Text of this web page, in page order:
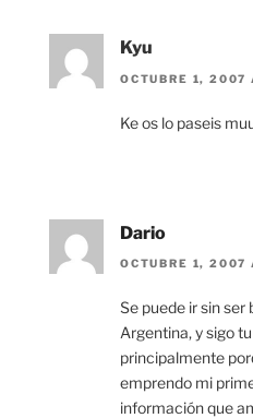
Kyu
OCTUBRE 1, 2007
Ke os lo paseis
Dario
OCTUBRE 1, 2007
Se puede ir sin ser
Argentina, y sigo
principalmente
emprendo mi
información que